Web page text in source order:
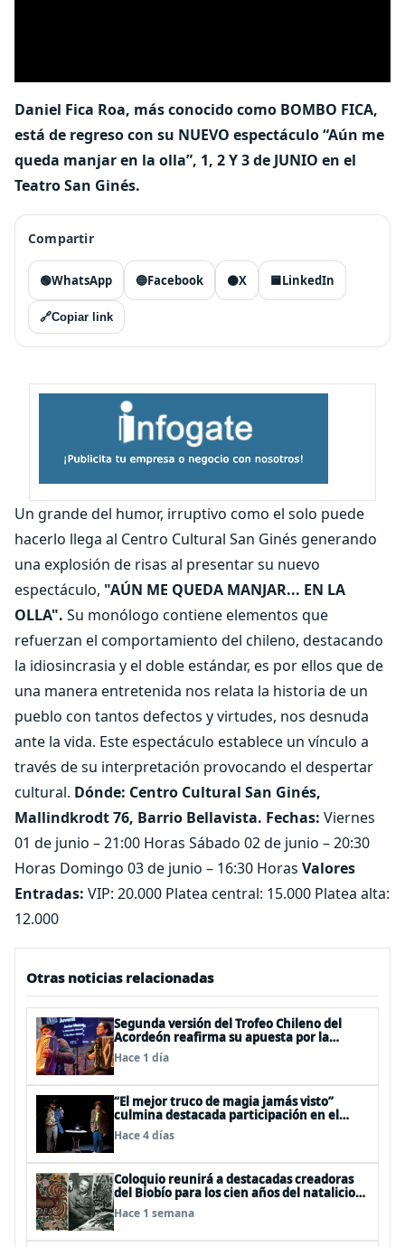
Daniel Fica Roa, más conocido como BOMBO FICA,
está de regreso con su NUEVO espectáculo “Aún me
queda manjar en la olla”, 1, 2 Y 3 de JUNIO en el
Teatro San Ginés.
Compartir
🟢WhatsApp 🔵Facebook ⚫X 🟦LinkedIn
🔗Copiar link
Un grande del humor, irruptivo como el solo puede
hacerlo llega al Centro Cultural San Ginés generando
una explosión de risas al presentar su nuevo
espectáculo, "AÚN ME QUEDA MANJAR... EN LA
OLLA". Su monólogo contiene elementos que
refuerzan el comportamiento del chileno, destacando
la idiosincrasia y el doble estándar, es por ellos que de
una manera entretenida nos relata la historia de un
pueblo con tantos defectos y virtudes, nos desnuda
ante la vida. Este espectáculo establece un vínculo a
través de su interpretación provocando el despertar
cultural. Dónde: Centro Cultural San Ginés,
Mallindkrodt 76, Barrio Bellavista. Fechas: Viernes
01 de junio – 21:00 Horas Sábado 02 de junio – 20:30
Horas Domingo 03 de junio – 16:30 Horas Valores
Entradas: VIP: 20.000 Platea central: 15.000 Platea alta:
12.000
Otras noticias relacionadas
Segunda versión del Trofeo Chileno del
Acordeón reafirma su apuesta por la
profesionalización del instrumento en
Chile
Hace 1 día
“El mejor truco de magia jamás visto”
culmina destacada participación en el
Festival Off Avignon 2026
Hace 4 días
Coloquio reunirá a destacadas creadoras
del Biobío para los cien años del natalicio
del artista textil y artesano tomecino
Héctor Herrera “El Pajarero”
Hace 1 semana